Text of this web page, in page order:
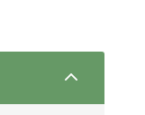
2